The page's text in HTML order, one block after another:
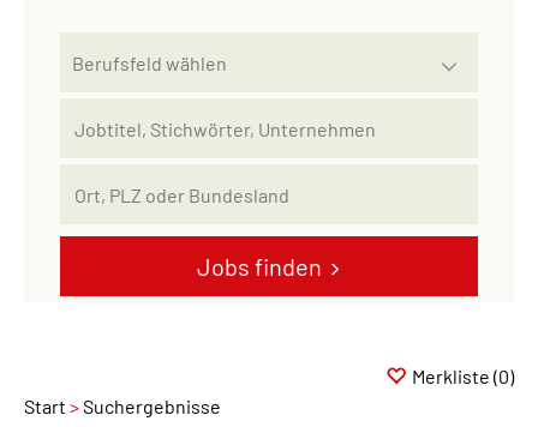
Jobs finden
Start Suchergebnisse
Merkliste (0)